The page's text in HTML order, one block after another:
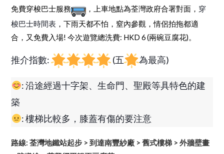
免費穿梭巴士服務
，上車地點為荃灣政府合署對面， 穿
梭巴士時間表 ，下雨天都不怕，窒內參觀，情侶拍拖都適
合，又免費入場! 今次遊覽總洗費: HKD 6 (兩碗豆腐花)。
推介指數: (五 為最高)
: 沿途經過十字架、生命門、聖殿等具特色的建
築
: 樓梯比較多，膝蓋有傷的要注意
路線: 荃灣地鐵站起步 > 到達南豐紗廠 > 舊式樓梯 > 外牆壁畫